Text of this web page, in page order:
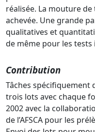
réalisée. La mouture
achevée. Une grande
qualitatives et
de même pour les
Contribution
Tâches spécifiquement
trois lots avec chaque
2002 avec la
de l’AFSCA pour les